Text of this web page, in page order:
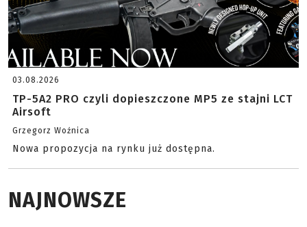
03.08.2026
TP-5A2 PRO czyli dopieszczone MP5 ze stajni LCT
Airsoft
Grzegorz Woźnica
Nowa propozycja na rynku już dostępna.
NAJNOWSZE